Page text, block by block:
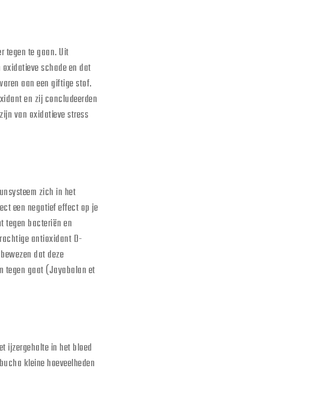
tegen te gaan. Uit
schade en dat
aan een giftige stof.
en zij concludeerden
van oxidatieve stress
zich in het
een negatief effect op je
tegen bacteriën en
antioxidant D-
dat deze
tegen gaat (Jayabalan et
ijzergehalte in het bloed
kleine hoeveelheden